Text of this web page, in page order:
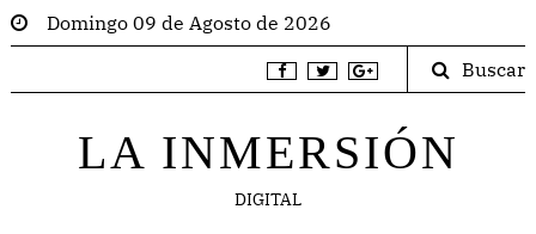
Domingo 09 de Agosto de 2026
Buscar
LA INMERSIÓN
DIGITAL